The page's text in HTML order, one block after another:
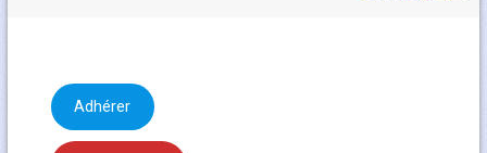
Adhérer